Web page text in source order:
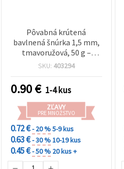
Pôvabná krútená
bavlnená šnúrka 1,5 mm,
tmavoružová, 50 g –
ideálna na handmade a
SKU: 403294
0.90€ 1-4 kus
ZĽAVY
PRE MNOŽSTVO
0.72 €- 20 %5-9 kus
0.63 €- 30 %10-19 kus
0.45 €- 50 % 20 kus +